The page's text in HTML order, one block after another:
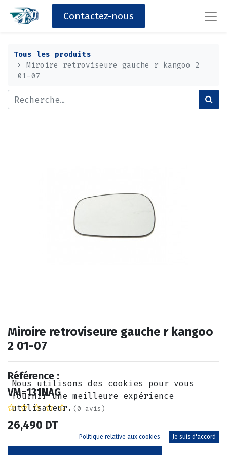
Contactez-nous
Tous les produits
Miroire retroviseure gauche r kangoo 2
01-07
Miroire retroviseure gauche r kangoo
2 01-07
Référence :
VM=131NAG
(0 avis)
26,490 DT
Nous utilisons des cookies pour vous
fournir une meilleure expérience
utilisateur.
Politique relative aux cookies Je suis d'accord